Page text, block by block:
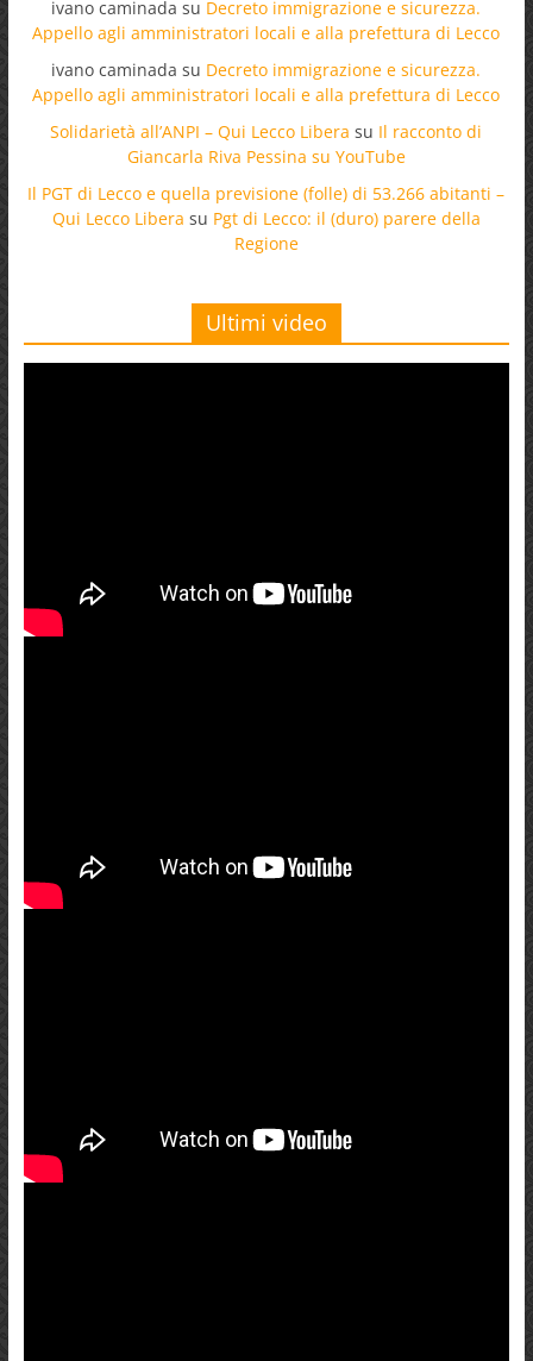
ivano caminada su Decreto immigrazione e sicurezza.
Appello agli amministratori locali e alla prefettura di Lecco
ivano caminada su Decreto immigrazione e sicurezza.
Appello agli amministratori locali e alla prefettura di Lecco
Solidarietà all’ANPI – Qui Lecco Libera su Il racconto di
Giancarla Riva Pessina su YouTube
Il PGT di Lecco e quella previsione (folle) di 53.266 abitanti –
Qui Lecco Libera su Pgt di Lecco: il (duro) parere della
Regione
Ultimi video